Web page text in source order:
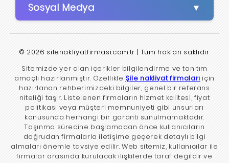
Sosyal Medya
© 2026 silenakliyatfirmasi.com.tr | Tüm hakları saklıdır.
Sitemizde yer alan içerikler bilgilendirme ve tanıtım
amaçlı hazırlanmıştır. Özellikle Şile nakliyat firmaları için
hazırlanan rehberimizdeki bilgiler, genel bir referans
niteliği taşır. Listelenen firmaların hizmet kalitesi, fiyat
politikası veya müşteri memnuniyeti gibi unsurları
konusunda herhangi bir garanti sunulmamaktadır.
Taşınma sürecine başlamadan önce kullanıcıların
doğrudan firmalarla iletişime geçerek detaylı bilgi
almaları önemle tavsiye edilir. Web sitemiz, kullanıcılar ile
firmalar arasında kurulacak ilişkilerde taraf değildir ve